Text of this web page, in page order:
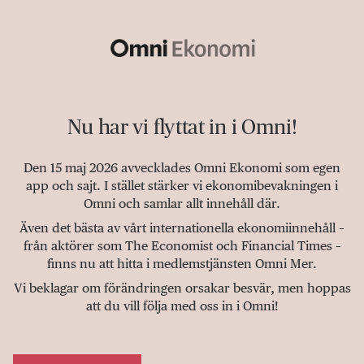
Nu har vi flyttat in i Omni!
Den 15 maj 2026 avvecklades Omni Ekonomi som egen
app och sajt. I stället stärker vi ekonomibevakningen i
Omni och samlar allt innehåll där.
Även det bästa av vårt internationella ekonomiinnehåll –
från aktörer som The Economist och Financial Times –
finns nu att hitta i medlemstjänsten Omni Mer.
Vi beklagar om förändringen orsakar besvär, men hoppas
att du vill följa med oss in i Omni!